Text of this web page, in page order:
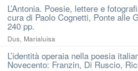
L’Antonia. Poesie, lettere e
cura di Paolo Cognetti, Ponte alle
240 pp.
Dus, Marialuisa
L’identità operaia nella poesia
Novecento: Franzin, Di Ruscio,